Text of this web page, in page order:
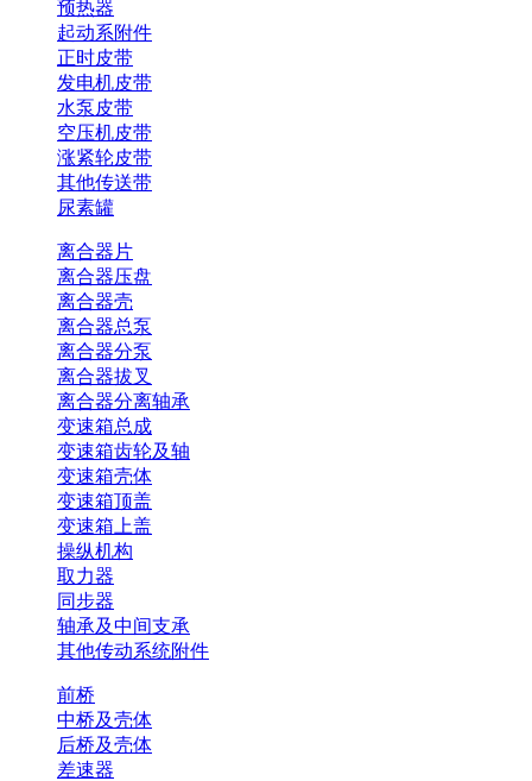
预热器
起动系附件
正时皮带
发电机皮带
水泵皮带
空压机皮带
涨紧轮皮带
其他传送带
尿素罐
离合器片
离合器压盘
离合器壳
离合器总泵
离合器分泵
离合器拔叉
离合器分离轴承
变速箱总成
变速箱齿轮及轴
变速箱壳体
变速箱顶盖
变速箱上盖
操纵机构
取力器
同步器
轴承及中间支承
其他传动系统附件
前桥
中桥及壳体
后桥及壳体
差速器